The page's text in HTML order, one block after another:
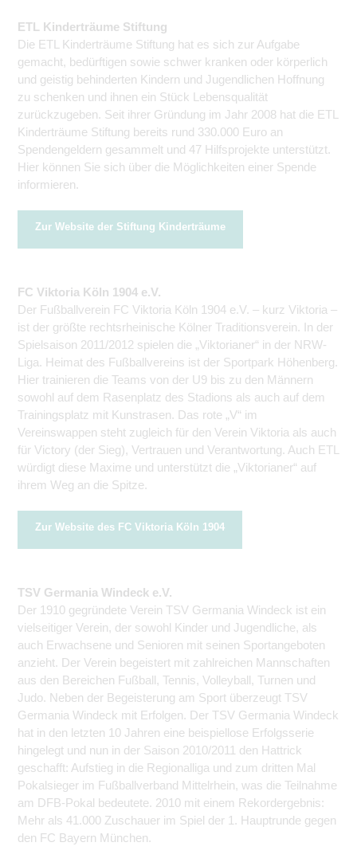
ETL Kinderträume Stiftung
Die ETL Kinderträume Stiftung hat es sich zur Aufgabe
gemacht, bedürftigen sowie schwer kranken oder körperlich
und geistig behinderten Kindern und Jugendlichen Hoffnung
zu schenken und ihnen ein Stück Lebensqualität
zurückzugeben. Seit ihrer Gründung im Jahr 2008 hat die ETL
Kinderträume Stiftung bereits rund 330.000 Euro an
Spendengeldern gesammelt und 47 Hilfsprojekte unterstützt.
Hier können Sie sich über die Möglichkeiten einer Spende
informieren.
Zur Website der Stiftung Kinderträume
FC Viktoria Köln 1904 e.V.
Der Fußballverein FC Viktoria Köln 1904 e.V. – kurz Viktoria –
ist der größte rechtsrheinische Kölner Traditions­verein. In der
Spielsaison 2011/2012 spielen die „Viktorianer“ in der NRW-
Liga. Heimat des Fußballvereins ist der Sportpark Höhenberg.
Hier trainieren die Teams von der U9 bis zu den Männern
sowohl auf dem Rasenplatz des Stadions als auch auf dem
Trainingsplatz mit Kunstrasen. Das rote „V“ im
Vereinswappen steht zugleich für den Verein Viktoria als auch
für Victory (der Sieg), Vertrauen und Verantwortung. Auch ETL
würdigt diese Maxime und unterstützt die „Viktorianer“ auf
ihrem Weg an die Spitze.
Zur Website des FC Viktoria Köln 1904
TSV Germania Windeck e.V.
Der 1910 gegründete Verein TSV Germania Windeck ist ein
vielseitiger Verein, der sowohl Kinder und Jugendliche, als
auch Erwachsene und Senioren mit seinen Sportangeboten
anzieht. Der Verein begeistert mit zahlreichen Mannschaften
aus den Bereichen Fußball, Tennis, Volleyball, Turnen und
Judo. Neben der Begeisterung am Sport überzeugt TSV
Germania Windeck mit Erfolgen. Der TSV Germania Windeck
hat in den letzten 10 Jahren eine beispiellose Erfolgsserie
hingelegt und nun in der Saison 2010/2011 den Hattrick
geschafft: Aufstieg in die Regionalliga und zum dritten Mal
Pokalsieger im Fußballverband Mittelrhein, was die Teilnahme
am DFB-Pokal bedeutete. 2010 mit einem Rekordergebnis:
Mehr als 41.000 Zuschauer im Spiel der 1. Hauptrunde gegen
den FC Bayern München.